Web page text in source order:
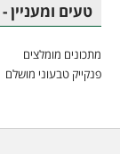
טעים ומעניין
מתכונים מומלצים
פנקייק טבעוני מושלם